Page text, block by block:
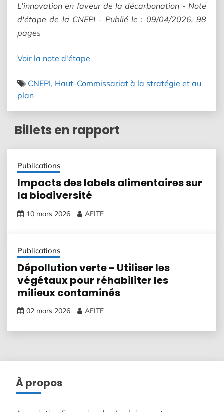
L’innovation en faveur de la décarbonation - Note
d'étape de la CNEPI - Publié le : 09/04/2026, 98
pages
Voir la note d'étape
CNEPI Haut-Commissariat à la stratégie et au
plan
Billets en rapport
Publications
Impacts des labels alimentaires sur
la biodiversité
10 mars 2026 AFITE
Publications
Dépollution verte - Utiliser les
végétaux pour réhabiliter les
milieux contaminés
02 mars 2026 AFITE
À propos